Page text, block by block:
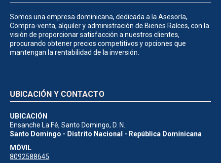
Somos una empresa dominicana, dedicada a la Asesoría,
Compra-venta, alquiler y administración de Bienes Raíces, con la
visión de proporcionar satisfacción a nuestros clientes,
procurando obtener precios competitivos y opciones que
mantengan la rentabilidad de la inversión.
UBICACIÓN Y CONTACTO
UBICACIÓN
Ensanche La Fé, Santo Domingo, D. N.
Santo Domingo - Distrito Nacional - República Dominicana
MÓVIL
8092588645